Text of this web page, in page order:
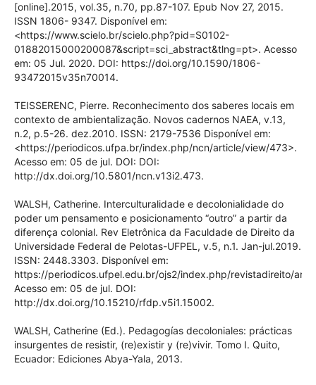
[online].2015, vol.35, n.70, pp.87-107. Epub Nov 27, 2015.
ISSN 1806- 9347. Disponível em:
<https://www.scielo.br/scielo.php?pid=S0102-
01882015000200087&script=sci_abstract&tlng=pt>. Acesso
em: 05 Jul. 2020. DOI: https://doi.org/10.1590/1806-
93472015v35n70014.
TEISSERENC, Pierre. Reconhecimento dos saberes locais em
contexto de ambientalização. Novos cadernos NAEA, v.13,
n.2, p.5-26. dez.2010. ISSN: 2179-7536 Disponível em:
<https://periodicos.ufpa.br/index.php/ncn/article/view/473>.
Acesso em: 05 de jul. DOI: DOI:
http://dx.doi.org/10.5801/ncn.v13i2.473.
WALSH, Catherine. Interculturalidade e decolonialidade do
poder um pensamento e posicionamento “outro” a partir da
diferença colonial. Rev Eletrônica da Faculdade de Direito da
Universidade Federal de Pelotas-UFPEL, v.5, n.1. Jan-jul.2019.
ISSN: 2448.3303. Disponível em:
https://periodicos.ufpel.edu.br/ojs2/index.php/revistadireito/
Acesso em: 05 de jul. DOI:
http://dx.doi.org/10.15210/rfdp.v5i1.15002.
WALSH, Catherine (Ed.). Pedagogías decoloniales: prácticas
insurgentes de resistir, (re)existir y (re)vivir. Tomo I. Quito,
Ecuador: Ediciones Abya-Yala, 2013.